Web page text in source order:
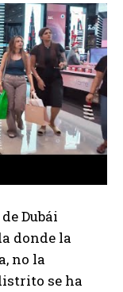
Dubái
donde la
no la
se ha